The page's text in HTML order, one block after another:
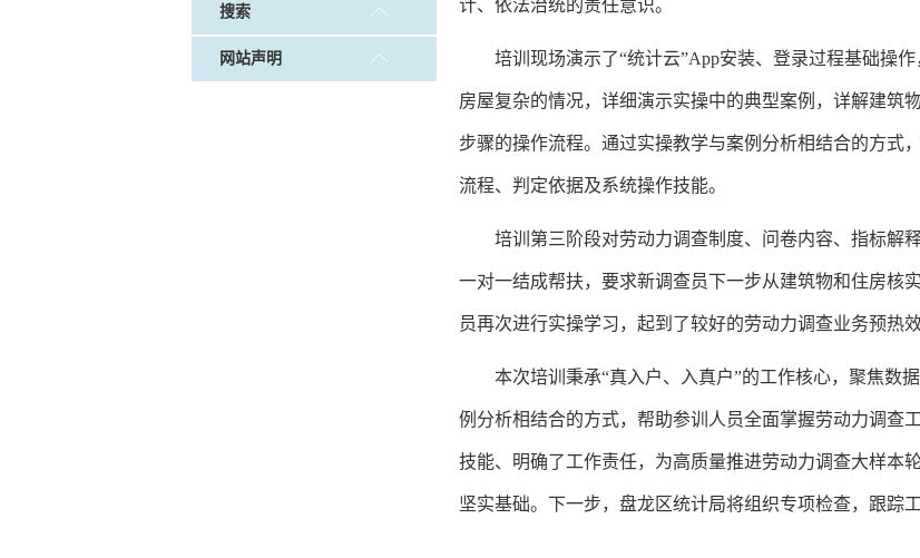
搜索
网站声明
计、依法治统的责任意识。
培训现场演示了“统计云”App安装、登录过程基础操
房屋复杂的情况，详细演示实操中的典型案例，详解建筑
步骤的操作流程。通过实操教学与案例分析相结合的方式
流程、判定依据及系统操作技能。
培训第三阶段对劳动力调查制度、问卷内容、指标解
一对一结成帮扶，要求新调查员下一步从建筑物和住房核
员再次进行实操学习，起到了较好的劳动力调查业务预热
本次培训秉承“真入户、入真户”的工作核心，聚焦数
例分析相结合的方式，帮助参训人员全面掌握劳动力调查
技能、明确了工作责任，为高质量推进劳动力调查大样本
坚实基础。下一步，盘龙区统计局将组织专项检查，跟踪